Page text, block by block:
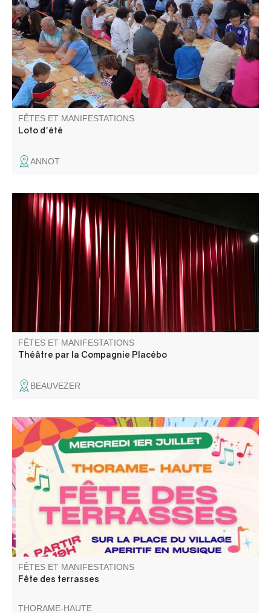
fêtes organise son loto annuel. De nombreux lots à
gagner !
FÊTES ET MANIFESTATIONS
Loto d'été
ANNOT
La Compagnie Placebo présente "Une heure et demie de
retard".
FÊTES ET MANIFESTATIONS
Théâtre par la Compagnie Placébo
BEAUVEZER
Fête des terrasses avec assiette de bistrot le soir et
musique baleti avec les Gredins des Alpes.
FÊTES ET MANIFESTATIONS
Fête des terrasses
THORAME-HAUTE